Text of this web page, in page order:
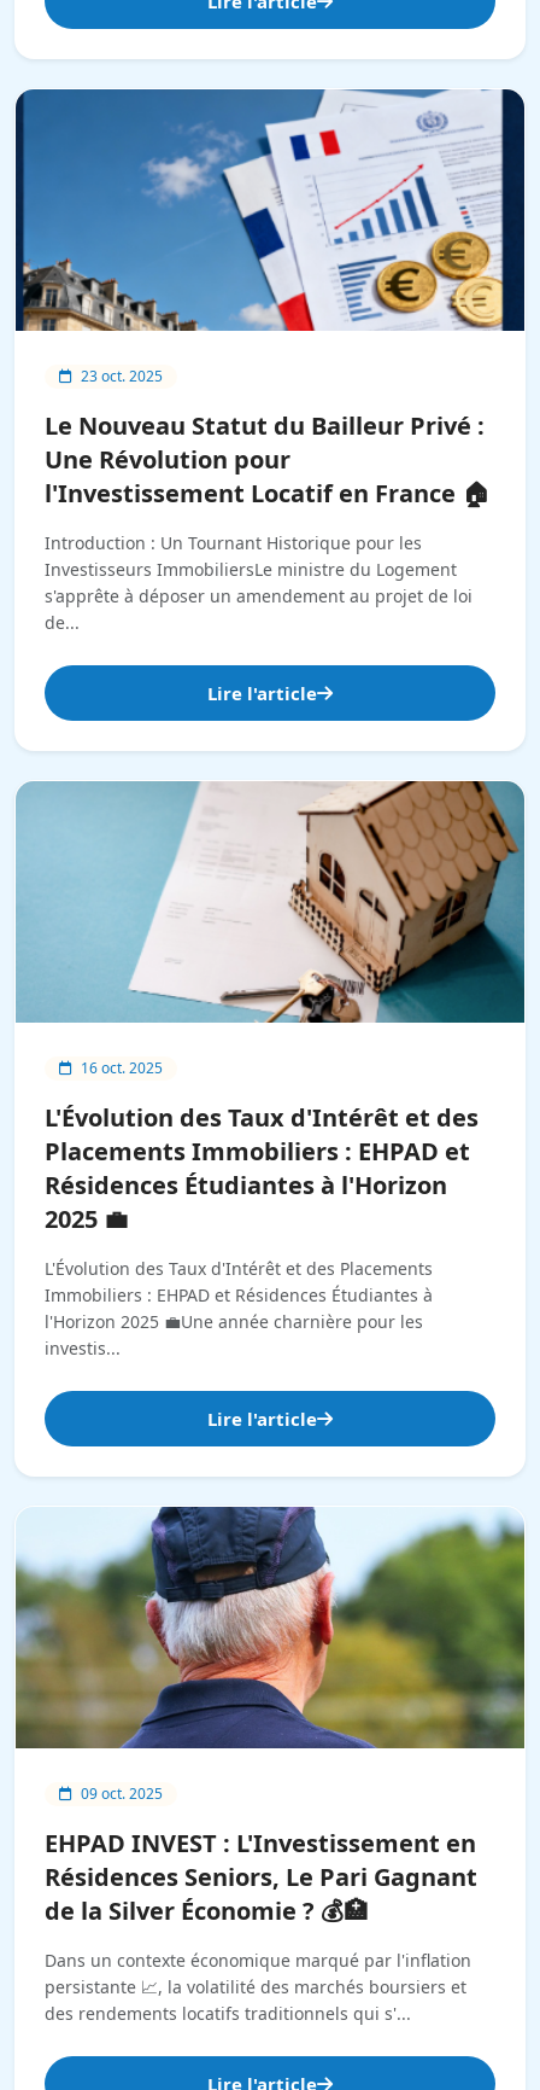
23 oct. 2025
Le Nouveau Statut du Bailleur Privé :
Une Révolution pour
l'Investissement Locatif en France 🏠
Introduction : Un Tournant Historique pour les
Investisseurs ImmobiliersLe ministre du Logement
s'apprête à déposer un amendement au projet de loi
de...
Lire l'article
16 oct. 2025
L'Évolution des Taux d'Intérêt et des
Placements Immobiliers : EHPAD et
Résidences Étudiantes à l'Horizon
2025 💼
L'Évolution des Taux d'Intérêt et des Placements
Immobiliers : EHPAD et Résidences Étudiantes à
l'Horizon 2025 💼Une année charnière pour les
investis...
Lire l'article
09 oct. 2025
EHPAD INVEST : L'Investissement en
Résidences Seniors, Le Pari Gagnant
de la Silver Économie ? 💰🏥
Dans un contexte économique marqué par l'inflation
persistante 📈, la volatilité des marchés boursiers et
des rendements locatifs traditionnels qui s'...
Lire l'article